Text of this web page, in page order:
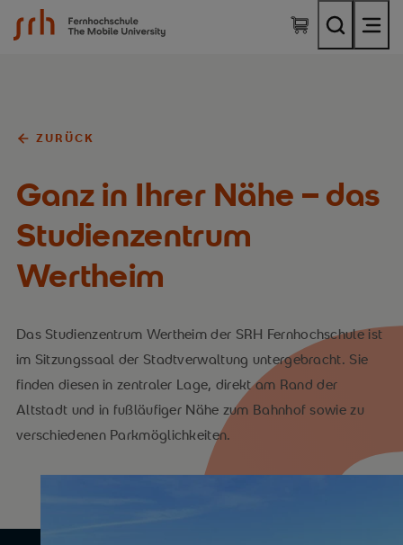
SRH Fernhochschule - The Mobile University
ZURÜCK
Ganz in Ihrer Nähe – das
Studienzentrum
Wertheim
Das Studienzentrum Wertheim der SRH Fernhochschule ist
im Sitzungssaal der Stadtverwaltung untergebracht. Sie
finden diesen in zentraler Lage, direkt am Rand der
Altstadt und in fußläufiger Nähe zum Bahnhof sowie zu
verschiedenen Parkmöglichkeiten.